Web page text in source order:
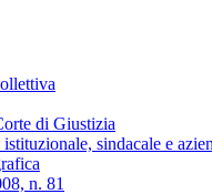
di Giustizia
sindacale e
n. 81